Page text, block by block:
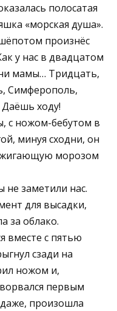
полосатая
«морская душа».
произнёс
у нас в двадцатом
мамы… Тридцать,
Симферополь,
ходу!
с ножом-бебутом в
минуя сходни, он
морозом
не заметили нас.
для высадки,
за облако.
вместе с пятью
сзади на
ножом и,
первым
произошла